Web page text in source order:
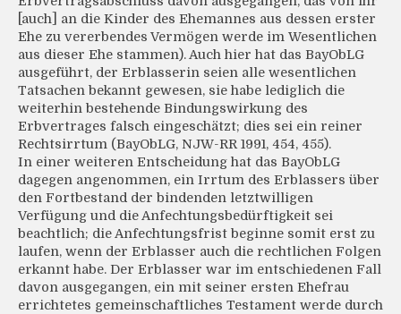
[auch] an die Kinder des Ehemannes aus dessen erster
Ehe zu vererbendes Vermögen werde im Wesentlichen
aus dieser Ehe stammen). Auch hier hat das BayObLG
ausgeführt, der Erblasserin seien alle wesentlichen
Tatsachen bekannt gewesen, sie habe lediglich die
weiterhin bestehende Bindungswirkung des
Erbvertrages falsch eingeschätzt; dies sei ein reiner
Rechtsirrtum (BayObLG, NJW-RR 1991, 454, 455).
In einer weiteren Entscheidung hat das BayObLG
dagegen angenommen, ein Irrtum des Erblassers über
den Fortbestand der bindenden letztwilligen
Verfügung und die Anfechtungsbedürftigkeit sei
beachtlich; die Anfechtungsfrist beginne somit erst zu
laufen, wenn der Erblasser auch die rechtlichen Folgen
erkannt habe. Der Erblasser war im entschiedenen Fall
davon ausgegangen, ein mit seiner ersten Ehefrau
errichtetes gemeinschaftliches Testament werde durch